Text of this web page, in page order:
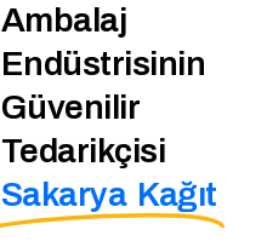
Ambalaj
Endüstrisinin
Güvenilir
Tedarikçisi
Sakarya Kağıt